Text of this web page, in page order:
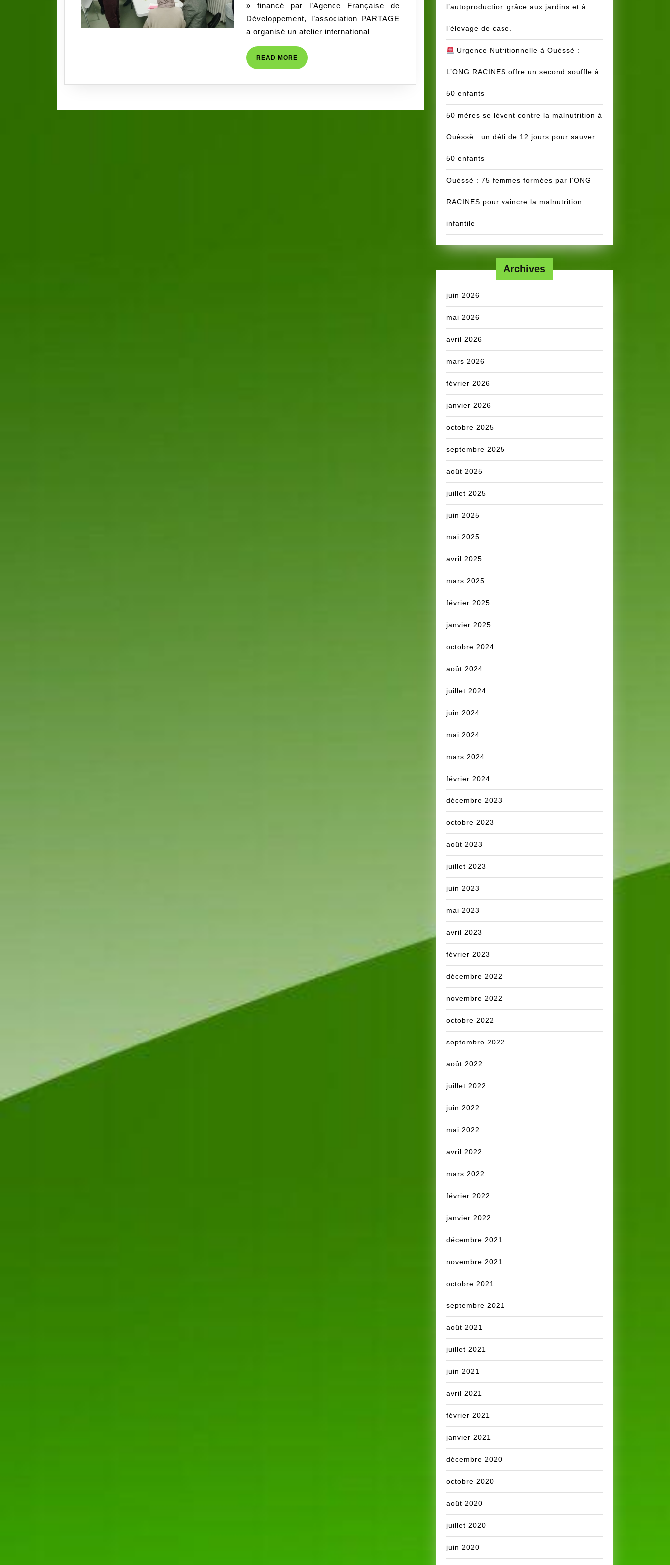
» financé par l’Agence Française de
Développement, l’association PARTAGE
a organisé un atelier international
READ MORE READ
MORE
l’autoproduction grâce aux jardins et à
l’élevage de case.
Urgence Nutritionnelle à Ouèssè :
L’ONG RACINES offre un second souffle à
50 enfants
50 mères se lèvent contre la malnutrition à
Ouèssè : un défi de 12 jours pour sauver
50 enfants
Ouèssè : 75 femmes formées par l’ONG
RACINES pour vaincre la malnutrition
infantile
Archives
juin 2026
mai 2026
avril 2026
mars 2026
février 2026
janvier 2026
octobre 2025
septembre 2025
août 2025
juillet 2025
juin 2025
mai 2025
avril 2025
mars 2025
février 2025
janvier 2025
octobre 2024
août 2024
juillet 2024
juin 2024
mai 2024
mars 2024
février 2024
décembre 2023
octobre 2023
août 2023
juillet 2023
juin 2023
mai 2023
avril 2023
février 2023
décembre 2022
novembre 2022
octobre 2022
septembre 2022
août 2022
juillet 2022
juin 2022
mai 2022
avril 2022
mars 2022
février 2022
janvier 2022
décembre 2021
novembre 2021
octobre 2021
septembre 2021
août 2021
juillet 2021
juin 2021
avril 2021
février 2021
janvier 2021
décembre 2020
octobre 2020
août 2020
juillet 2020
juin 2020